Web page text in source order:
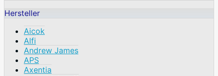
Hersteller
Aicok
Alfi
Andrew James
APS
Axentia